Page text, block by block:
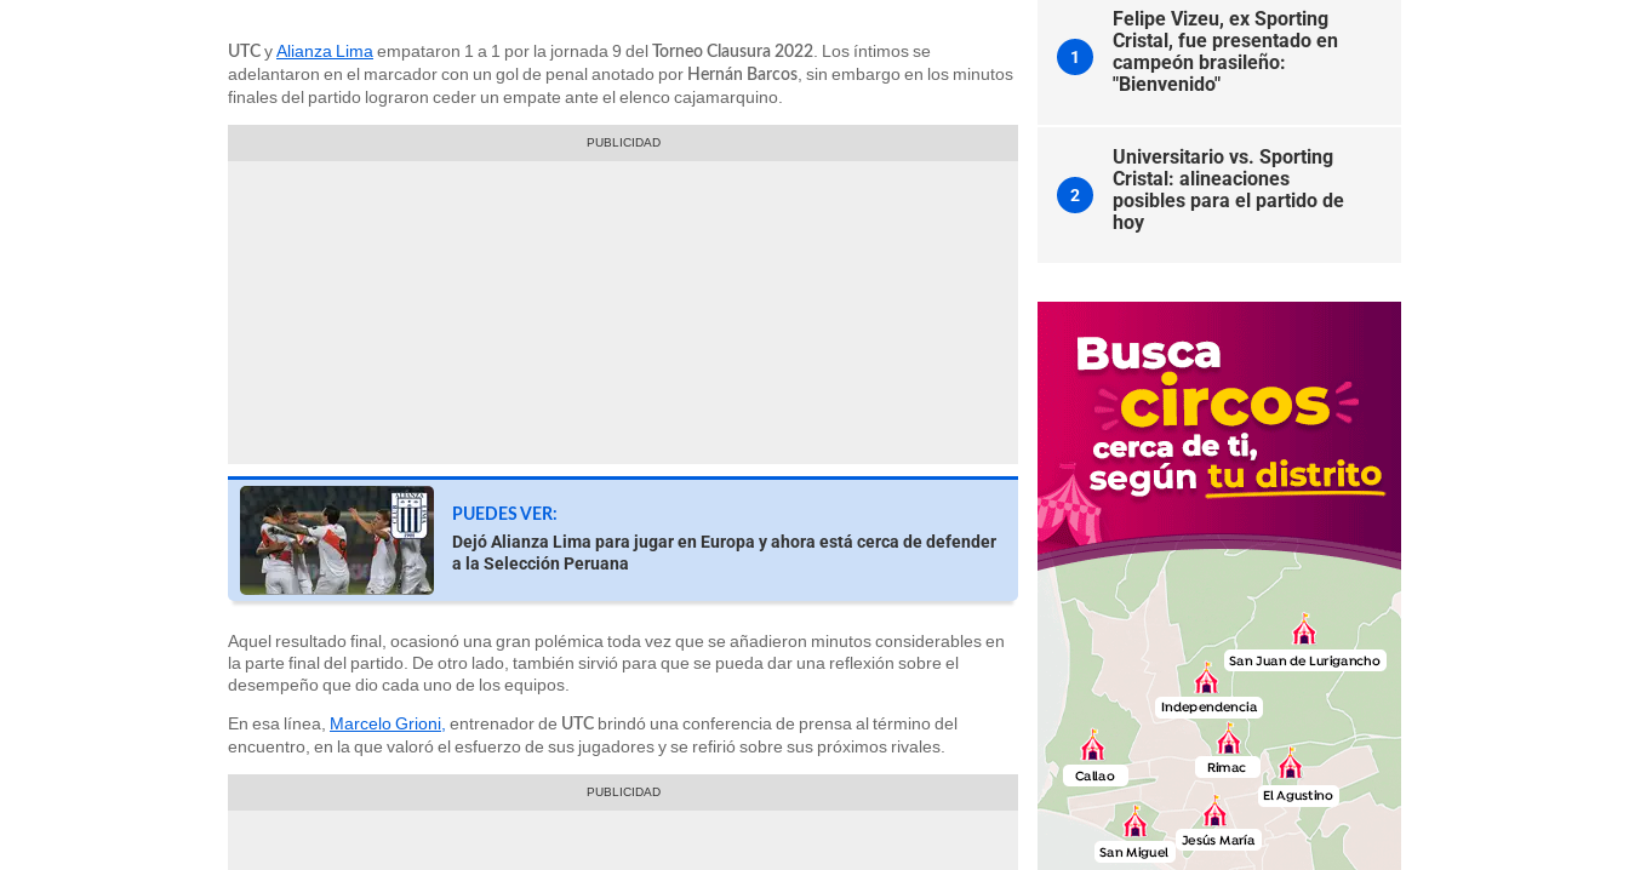
UTC yAlianza Lima empataron 1 a 1 por la jornada 9 del Torneo Clausura 2022 . Los íntimos se
adelantaron en el marcador con un gol de penal anotado por Hernán Barcos , sin embargo en los minutos
finales del partido lograron ceder un empate ante el elenco cajamarquino.
PUEDES VER:
Dejó Alianza Lima para jugar en Europa y ahora está cerca de defender
a la Selección Peruana
Aquel resultado final, ocasionó una gran polémica toda vez que se añadieron minutos considerables en
la parte final del partido. De otro lado, también sirvió para que se pueda dar una reflexión sobre el
desempeño que dio cada uno de los equipos.
En esa línea, Marcelo Grioni, entrenador de UTC brindó una conferencia de prensa al término del
encuentro, en la que valoró el esfuerzo de sus jugadores y se refirió sobre sus próximos rivales.
1
Felipe Vizeu, ex Sporting
Cristal, fue presentado en
campeón brasileño:
"Bienvenido"
2
Universitario vs. Sporting
Cristal: alineaciones
posibles para el partido de
hoy